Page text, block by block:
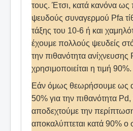
τους. Έτσι, κατά κανόνα ως
ψευδούς συναγερμού Pfa
τάξης του 10-6 ή και
έχουμε πολλούς ψευδείς
την πιθανότητα ανίχνευσης
χρησιμοποιείται η τιμή 90%.
Εάν όμως θεωρήσουμε ως
50% για την πιθανότητα
αποδεχτούμε την
αποκαλύπτεται κατά 90% ο